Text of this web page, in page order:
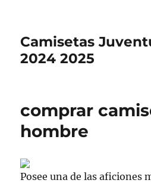
Camisetas
2024 2025
comprar
hombre
Posee una de las aficiones